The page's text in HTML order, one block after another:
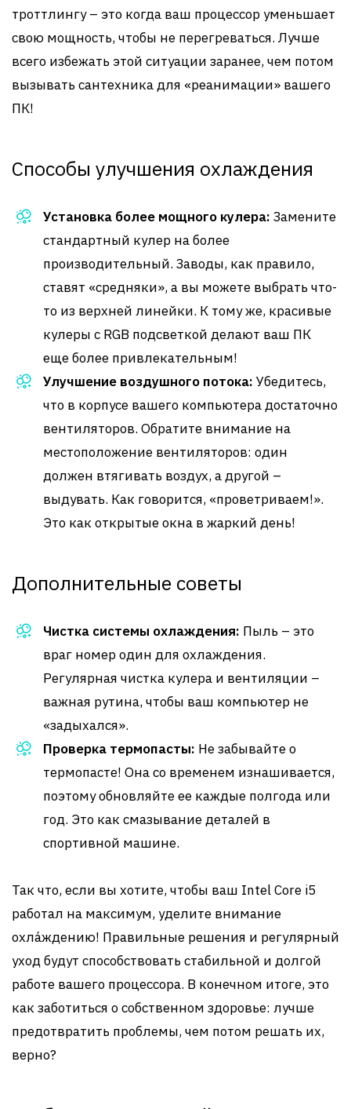
троттлингу – это когда ваш процессор уменьшает
свою мощность, чтобы не перегреваться. Лучше
всего избежать этой ситуации заранее, чем потом
вызывать сантехника для «реанимации» вашего
ПК!
Способы улучшения охлаждения
Установка более мощного кулера: Замените
стандартный кулер на более
производительный. Заводы, как правило,
ставят «средняки», а вы можете выбрать что-
то из верхней линейки. К тому же, красивые
кулеры с RGB подсветкой делают ваш ПК
еще более привлекательным!
Улучшение воздушного потока: Убедитесь,
что в корпусе вашего компьютера достаточно
вентиляторов. Обратите внимание на
местоположение вентиляторов: один
должен втягивать воздух, а другой –
выдувать. Как говорится, «проветриваем!».
Это как открытые окна в жаркий день!
Дополнительные советы
Чистка системы охлаждения: Пыль – это
враг номер один для охлаждения.
Регулярная чистка кулера и вентиляции –
важная рутина, чтобы ваш компьютер не
«задыхался».
Проверка термопасты: Не забывайте о
термопасте! Она со временем изнашивается,
поэтому обновляйте ее каждые полгода или
год. Это как смазывание деталей в
спортивной машине.
Так что, если вы хотите, чтобы ваш Intel Core i5
работал на максимум, уделите внимание
охла́ждению! Правильные решения и регулярный
уход будут способствовать стабильной и долгой
работе вашего процессора. В конечном итоге, это
как заботиться о собственном здоровье: лучше
предотвратить проблемы, чем потом решать их,
верно?